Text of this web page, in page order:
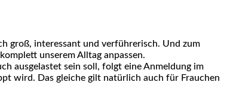
groß, interessant und verführerisch. Und zum
unserem Alltag anpassen.
ausgelastet sein soll, folgt eine Anmeldung im
wird. Das gleiche gilt natürlich auch für Frauchen